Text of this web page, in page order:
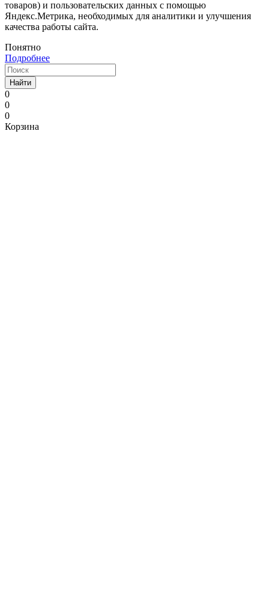
товаров) и пользовательских данных с помощью
Яндекс.Метрика, необходимых для аналитики и улучшения
качества работы сайта.
Понятно
Подробнее
Найти
0
0
0
Корзина